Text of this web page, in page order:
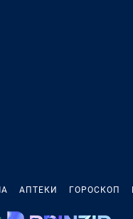
АПТЕКИ ГОРОСКОП